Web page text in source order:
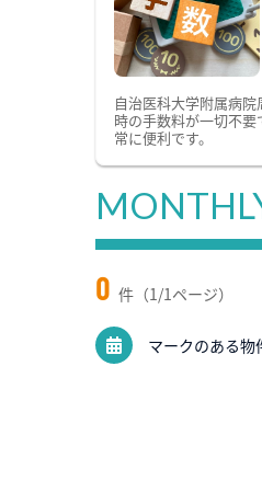
自治医科大学附属病
時の手数料が一切不
常に便利です。
0 件（1/1ページ）
マークのある物